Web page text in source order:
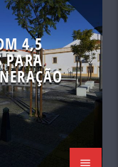
4,5
PARA